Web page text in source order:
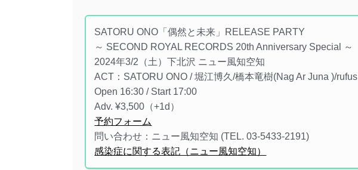
SATORU ONO「偶然と未来」RELEASE PARTY
～ SECOND ROYAL RECORDS 20th Anniversary Special ～
2024年3/2（土）下北沢 ニュー風知空知
ACT：SATORU ONO / 堀江博久/橋本竜樹(Nag Ar Juna )/rufus
Open 16:30 / Start 17:00
Adv. ¥3,500（+1d）
予約フォーム
問い合わせ：ニュー風知空知 (TEL. 03-5433-2191)
感染症に関する表記（ニュー風知空知）